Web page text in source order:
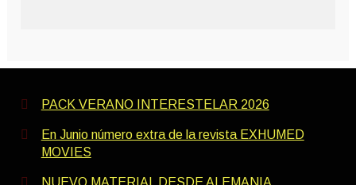
PACK VERANO INTERESTELAR 2026
En Junio número extra de la revista EXHUMED
MOVIES